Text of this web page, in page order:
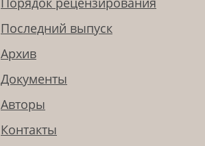
Последний выпуск
Архив
Документы
Авторы
Контакты